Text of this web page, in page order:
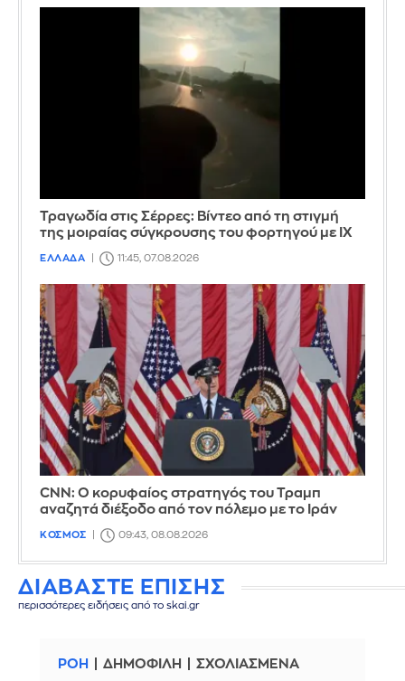
Τραγωδία στις Σέρρες: Βίντεο από τη στιγμή
της μοιραίας σύγκρουσης του φορτηγού με ΙΧ
ΕΛΛΑΔΑ 11:45, 07.08.2026
CNN: Ο κορυφαίος στρατηγός του Τραμπ
αναζητά διέξοδο από τον πόλεμο με το Ιράν
ΚΟΣΜΟΣ 09:43, 08.08.2026
ΔΙΑΒΑΣΤΕ ΕΠΙΣΗΣ
περισσότερες ειδήσεις από το skai.gr
ΡΟΗ ΔΗΜΟΦΙΛΗ ΣΧΟΛΙΑΣΜΕΝΑ